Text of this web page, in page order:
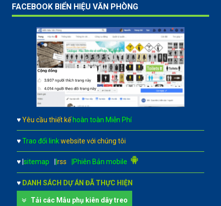
FACEBOOK BIỂN HIỆU VĂN PHÒNG
♥ Yêu cầu thiết kế hoàn toàn Miễn Phí
♥ Trao đổi link website với chúng tôi
♥ |sitemap |rss |Phiên Bản mobile
♥ DANH SÁCH DỰ ÁN ĐÃ THỰC HIỆN
Tải các Mẫu phụ kiên dây treo